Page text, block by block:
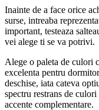
Inainte de a face orice
surse, intreaba
important, testeaza
vei alege ti se va potrivi.
Alege o paleta de culori
excelenta pentru
deschise, iata cateva
spectru restrans de
accente complementare.